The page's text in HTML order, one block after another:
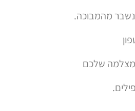
מהמבוכה.
שלכם